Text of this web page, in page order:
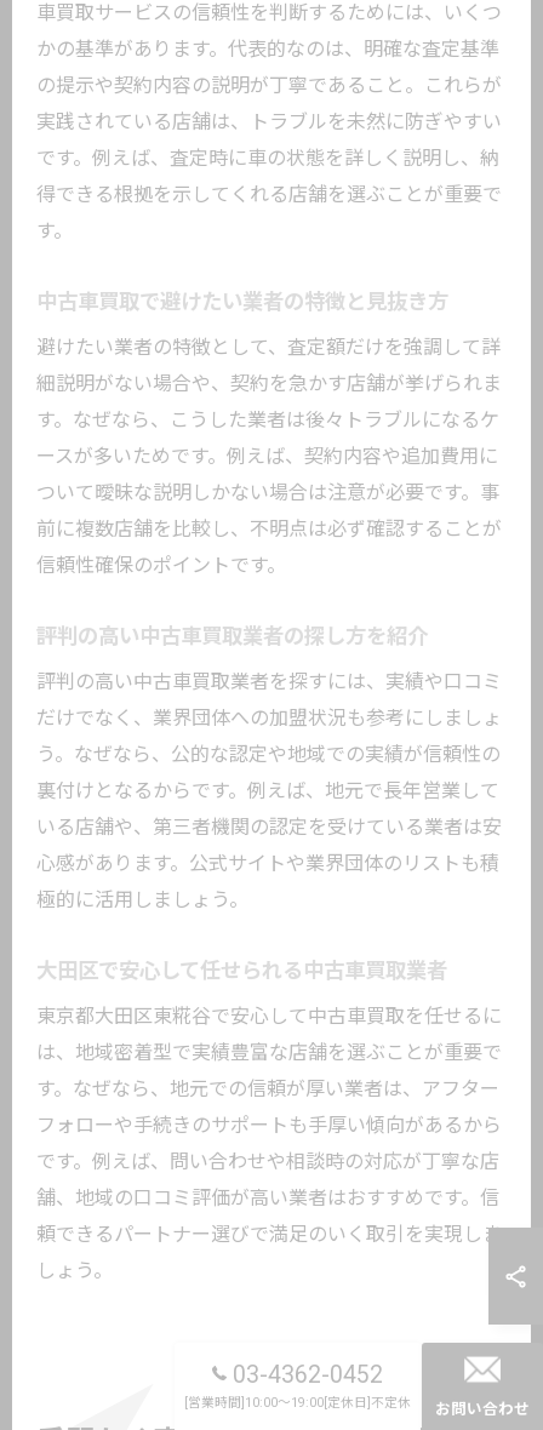
車買取サービスの信頼性を判断するためには、いくつ
かの基準があります。代表的なのは、明確な査定基準
の提示や契約内容の説明が丁寧であること。これらが
実践されている店舗は、トラブルを未然に防ぎやすい
です。例えば、査定時に車の状態を詳しく説明し、納
得できる根拠を示してくれる店舗を選ぶことが重要で
す。
中古車買取で避けたい業者の特徴と見抜き方
避けたい業者の特徴として、査定額だけを強調して詳
細説明がない場合や、契約を急かす店舗が挙げられま
す。なぜなら、こうした業者は後々トラブルになるケ
ースが多いためです。例えば、契約内容や追加費用に
ついて曖昧な説明しかない場合は注意が必要です。事
前に複数店舗を比較し、不明点は必ず確認することが
信頼性確保のポイントです。
評判の高い中古車買取業者の探し方を紹介
評判の高い中古車買取業者を探すには、実績や口コミ
だけでなく、業界団体への加盟状況も参考にしましょ
う。なぜなら、公的な認定や地域での実績が信頼性の
裏付けとなるからです。例えば、地元で長年営業して
いる店舗や、第三者機関の認定を受けている業者は安
心感があります。公式サイトや業界団体のリストも積
極的に活用しましょう。
大田区で安心して任せられる中古車買取業者
東京都大田区東糀谷で安心して中古車買取を任せるに
は、地域密着型で実績豊富な店舗を選ぶことが重要で
す。なぜなら、地元での信頼が厚い業者は、アフター
フォローや手続きのサポートも手厚い傾向があるから
です。例えば、問い合わせや相談時の対応が丁寧な店
舗、地域の口コミ評価が高い業者はおすすめです。信
頼できるパートナー選びで満足のいく取引を実現しま
しょう。
03-4362-0452
[営業時間]10:00～19:00[定休日]不定休 お問い合わせ